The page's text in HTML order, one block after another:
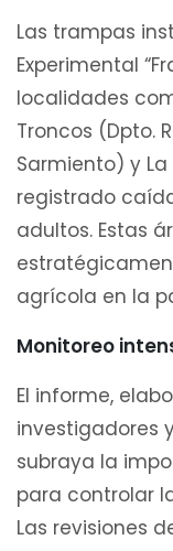
Las trampas
Experimental
localidades
Troncos (Dpto.
Sarmiento) y
registrado
adultos. Estas
agrícola en la
Monitoreo
El informe,
investigadores
subraya la
para controlar
Las revisiones